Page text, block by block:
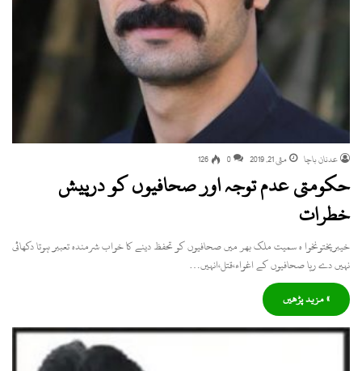
عدنان باچا مئی 21, 2019 0
126
حکومتی عدم توجہ اور صحافیوں کو درپیش
خطرات
خیبرپختونخوا ہ سمیت ملک بھر میں صحافیوں کو تحفظ دینے کا خواب شرمندہ تعبیر ہوتا دکھائی
نہیں دے رہا صحافیوں کے اغواء،قتل،انہیں…
» مزید پڑھیں